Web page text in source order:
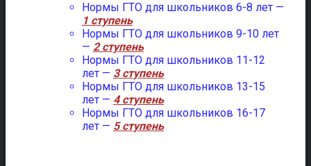
Нормы ГТО для школьников 6-8 лет —
1 ступень
Нормы ГТО для школьников 9-10 лет
— 2 ступень
Нормы ГТО для школьников 11-12
лет — 3 ступень
Нормы ГТО для школьников 13-15
лет — 4 ступень
Нормы ГТО для школьников 16-17
лет — 5 ступень